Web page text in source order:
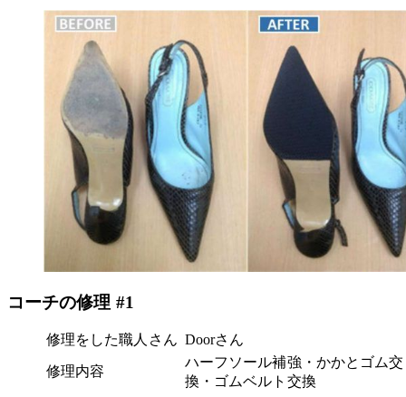
コーチの修理 #1
修理をした職人さん Doorさん
修理内容
ハーフソール補強・かかとゴム交
換・ゴムベルト交換